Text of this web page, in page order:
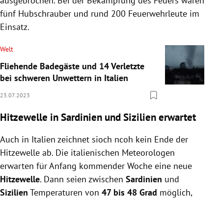
fünf Hubschrauber und rund 200 Feuerwehrleute im
Einsatz.
Welt
Fliehende Badegäste und 14 Verletzte
bei schweren Unwettern in Italien
23.07.2023
Hitzewelle in Sardinien und Sizilien erwartet
Auch in Italien zeichnet sioch ncoh kein Ende der
Hitzewelle ab. Die italienischen Meteorologen
erwarten für Anfang kommender Woche eine neue
Hitzewelle. Dann seien zwischen Sardinien und
Sizilien Temperaturen von 47 bis 48 Grad möglich,